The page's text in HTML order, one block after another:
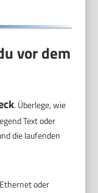
vor dem
. Überlege, wie
Text oder
die laufenden
oder